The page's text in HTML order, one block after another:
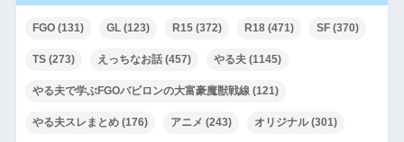
FGO(131) GL(123) R15(372) R18(471) SF(370)
TS(273) えっちなお話(457) やる夫(1145)
やる夫で学ぶFGOバビロンの大富豪魔獣戦線(121)
やる夫スレまとめ(176) アニメ (243) オリジナル(301)